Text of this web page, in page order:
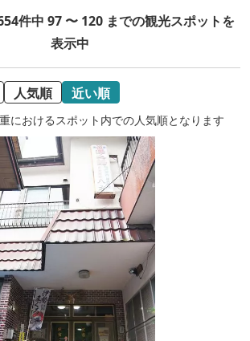
件中 97 〜 120 までの観光スポットを
表示中
人気順 近い順
におけるスポット内での人気順となります